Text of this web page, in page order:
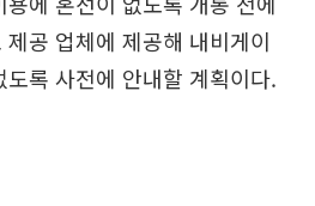
공 업체에 제공해 내비게이
록 사전에 안내할 계획이다.